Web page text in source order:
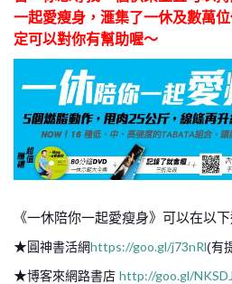
一起愛瘦身，滙集了一休及數萬
定可以對你有幫助喔～
《一休陪你一起愛瘦身》可以在以
★ 圓神書活網https://goo.gl/j73nRl(有
★博客來網路書店 http://goo.gl/